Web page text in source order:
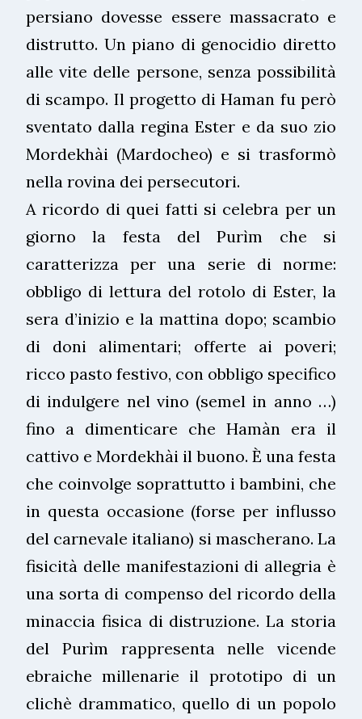
persiano dovesse essere massacrato e
distrutto. Un piano di genocidio diretto
alle vite delle persone, senza possibilità
di scampo. Il progetto di Haman fu però
sventato dalla regina Ester e da suo zio
Mordekhài (Mardocheo) e si trasformò
nella rovina dei persecutori.
A ricordo di quei fatti si celebra per un
giorno la festa del Purìm che si
caratterizza per una serie di norme:
obbligo di lettura del rotolo di Ester, la
sera d’inizio e la mattina dopo; scambio
di doni alimentari; offerte ai poveri;
ricco pasto festivo, con obbligo specifico
di indulgere nel vino (semel in anno …)
fino a dimenticare che Hamàn era il
cattivo e Mordekhài il buono. È una festa
che coinvolge soprattutto i bambini, che
in questa occasione (forse per influsso
del carnevale italiano) si mascherano. La
fisicità delle manifestazioni di allegria è
una sorta di compenso del ricordo della
minaccia fisica di distruzione. La storia
del Purìm rappresenta nelle vicende
ebraiche millenarie il prototipo di un
clichè drammatico, quello di un popolo